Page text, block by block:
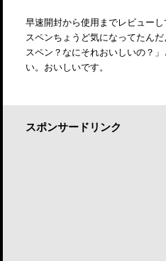
早速開封から使用までレビュー
スペンちょうど気になってたん
スペン？なにそれおいしいの？
い。おいしいです。
スポンサードリンク